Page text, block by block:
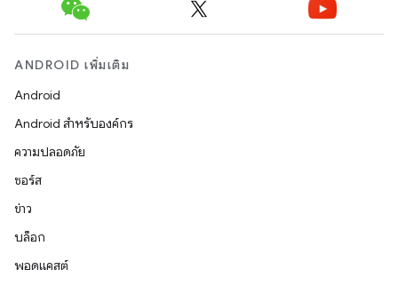
ANDROID เพิ่มเติม
Android
Android สำหรับองค์กร
ความปลอดภัย
ซอร์ส
ข่าว
บล็อก
พอดแคสต์